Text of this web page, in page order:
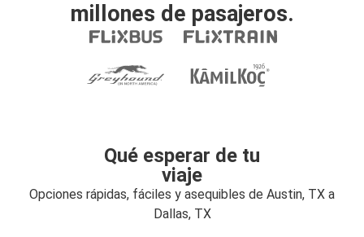
millones de pasajeros.
Qué esperar de tu
viaje
Opciones rápidas, fáciles y asequibles de Austin, TX a
Dallas, TX